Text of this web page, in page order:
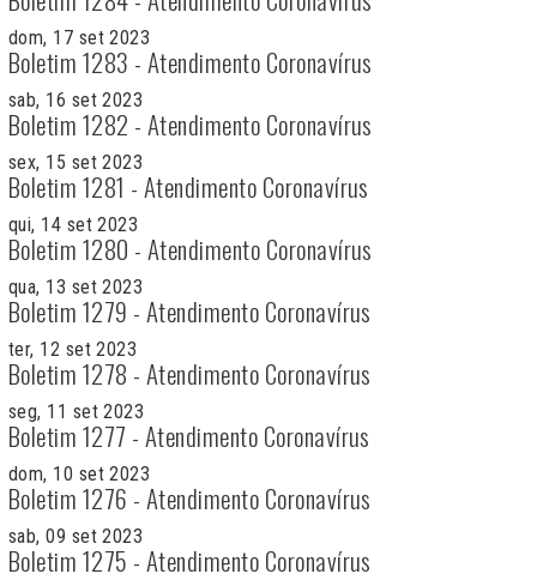
dom, 17 set 2023
Boletim 1283 - Atendimento Coronavírus
sab, 16 set 2023
Boletim 1282 - Atendimento Coronavírus
sex, 15 set 2023
Boletim 1281 - Atendimento Coronavírus
qui, 14 set 2023
Boletim 1280 - Atendimento Coronavírus
qua, 13 set 2023
Boletim 1279 - Atendimento Coronavírus
ter, 12 set 2023
Boletim 1278 - Atendimento Coronavírus
seg, 11 set 2023
Boletim 1277 - Atendimento Coronavírus
dom, 10 set 2023
Boletim 1276 - Atendimento Coronavírus
sab, 09 set 2023
Boletim 1275 - Atendimento Coronavírus